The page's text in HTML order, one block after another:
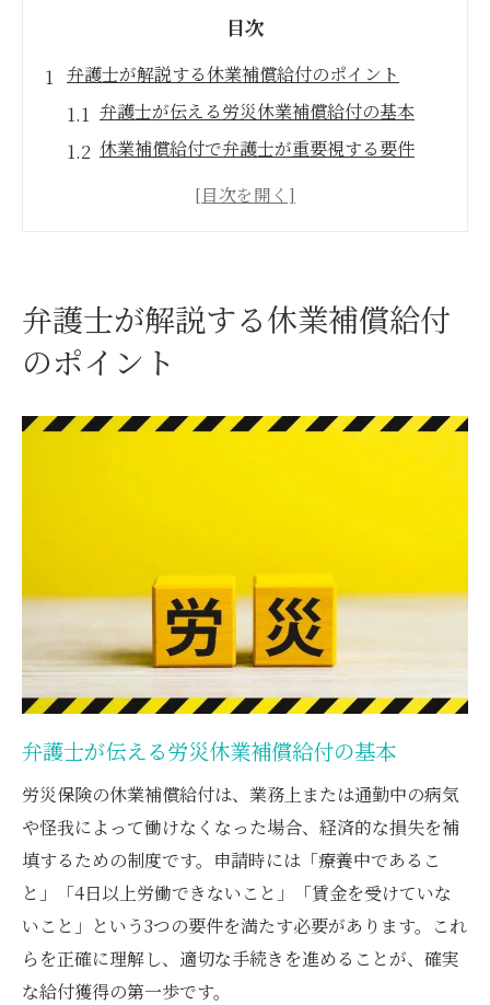
目次
弁護士が解説する休業補償給付のポイント
弁護士が伝える労災休業補償給付の基本
休業補償給付で弁護士が重要視する要件
弁護士に相談するメリットと給付金獲得術
労災の休業補償に強い弁護士の活用術
労災休業補償で弁護士の専門性を最大活用
れ
休業補償給付の交渉で弁護士ができること
申請時に知るべき休業補償給付の条件
労災休業補償給付の申請条件を弁護士が解
弁護士も重視する療養と賃金停止の条件
休業補償給付を受けるための弁護士のアド
バイス
弁護士が伝える4日以上休業の重要ポイント
休業補償の申請手順と弁護士の役割
弁護士が導く休業補償給付申請の流れ
弁護士がサポートする必要書類の準備方法
弁護士が解説する休業補償給付
のポイント
弁護士が伝える労災休業補償給付の基本
労災保険の休業補償給付は、業務上または通勤中の病気
や怪我によって働けなくなった場合、経済的な損失を補
填するための制度です。申請時には「療養中であるこ
と」「4日以上労働できないこと」「賃金を受けていな
いこと」という3つの要件を満たす必要があります。これ
らを正確に理解し、適切な手続きを進めることが、確実
な給付獲得の第一歩です。